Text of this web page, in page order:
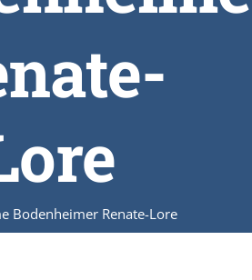
Bodenheimer Renate-Lore